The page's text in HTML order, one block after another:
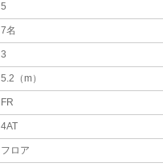
5
7名
3
5.2（m）
FR
4AT
フロア